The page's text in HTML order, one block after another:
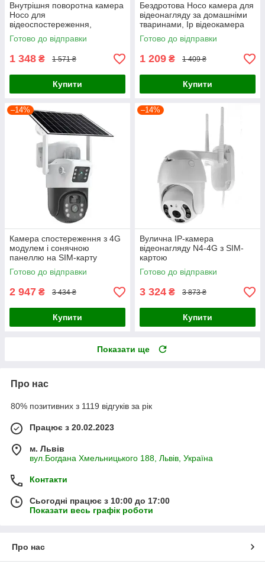
Внутрішня поворотна камера
Hoco для
відеоспостереження,
Бездротова IP відеокамера
для дистанційного
спостереження
Готово до відправки
1 348 ₴ 1 571 ₴
Купити
Бездротова Hoco камера для
відеонагляду за домашніми
тваринами, Ip відеокамера
White для спостереження за
будинком
Готово до відправки
1 209 ₴ 1 409 ₴
Купити
–14%
Камера спостереження з 4G
модулем і сонячною
панеллю на SIM-карту
Готово до відправки
2 947 ₴ 3 434 ₴
Купити
–14%
Вулична IP-камера
відеонагляду N4-4G з SIM-
картою
Готово до відправки
3 324 ₴ 3 873 ₴
Купити
Показати ще
Про нас
80% позитивних з 1119 відгуків за рік
Працює з 20.02.2023
м. Львів
вул.Богдана Хмельницького 188, Львів, Україна
Контакти
Сьогодні працює з 10:00 до 17:00
Показати весь графік роботи
Про нас